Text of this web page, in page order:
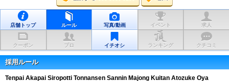
店舗トップ ルール 写真/動画 イベント 求人
クーポン プロ イチオシ ランキング クチコミ
採用ルール
Tenpai Akapai Siropotti Tonnansen Sannin Majong Kuitan Atozuke Oya